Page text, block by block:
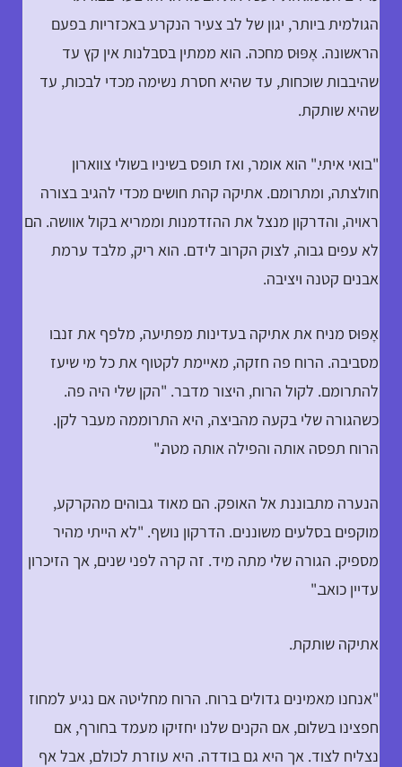
הגולמית ביותר, יגון של לב צעיר הנקרע באכזריות בפעם
הראשונה. אָפּוּס מחכה. הוא ממתין בסבלנות אין קץ עד
שהיבבות שוכחות, עד שהיא חסרת נשימה מכדי לבכות, עד
שהיא שותקת.
"בואי איתי." הוא אומר, ואז תופס בשיניו בשולי צווארון
חולצתה, ומתרומם. אתיקה קהת חושים מכדי להגיב בצורה
ראויה, והדרקון מנצל את ההזדמנות וממריא בקול אוושה. הם
לא עפים גבוה, לצוק הקרוב לידם. הוא ריק, מלבד ערמת
אבנים קטנה ויציבה.
אָפּוּס מניח את אתיקה בעדינות מפתיעה, מלפף את זנבו
מסביבה. הרוח פה חזקה, מאיימת לקטוף את כל מי שיעז
להתרומם. לקול הרוח, היצור מדבר. "הקן שלי היה פה.
כשהגורה שלי בקעה מהביצה, היא התרוממה מעבר לקן.
הרוח תפסה אותה והפילה אותה מטה."
הנערה מתבוננת אל האופק. הם מאוד גבוהים מהקרקע,
מוקפים בסלעים משוננים. הדרקון נושף. "לא הייתי מהיר
מספיק. הגורה שלי מתה מיד. זה קרה לפני שנים, אך הזיכרון
עדיין כואב."
אתיקה שותקת.
"אנחנו מאמינים גדולים ברוח. הרוח מחליטה אם נגיע למחוז
חפצינו בשלום, אם הקנים שלנו יחזיקו מעמד בחורף, אם
נצליח לצוד. אך היא גם בודדה. היא עוזרת לכולם, אבל אף